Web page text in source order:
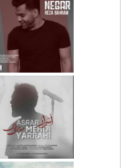
دانلود آلبوم جدید سیروان
خسروی بنام مونولوگ
دانلود آهنگ جدید رضا
بهرام بنام نگار